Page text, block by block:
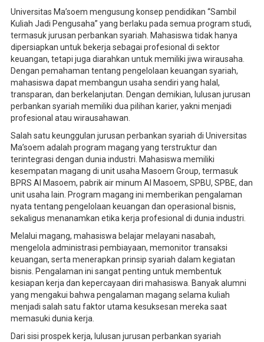
Universitas Ma’soem mengusung konsep pendidikan “Sambil
Kuliah Jadi Pengusaha” yang berlaku pada semua program studi,
termasuk jurusan perbankan syariah. Mahasiswa tidak hanya
dipersiapkan untuk bekerja sebagai profesional di sektor
keuangan, tetapi juga diarahkan untuk memiliki jiwa wirausaha.
Dengan pemahaman tentang pengelolaan keuangan syariah,
mahasiswa dapat membangun usaha sendiri yang halal,
transparan, dan berkelanjutan. Dengan demikian, lulusan jurusan
perbankan syariah memiliki dua pilihan karier, yakni menjadi
profesional atau wirausahawan.
Salah satu keunggulan jurusan perbankan syariah di Universitas
Ma’soem adalah program magang yang terstruktur dan
terintegrasi dengan dunia industri. Mahasiswa memiliki
kesempatan magang di unit usaha Masoem Group, termasuk
BPRS Al Masoem, pabrik air minum Al Masoem, SPBU, SPBE, dan
unit usaha lain. Program magang ini memberikan pengalaman
nyata tentang pengelolaan keuangan dan operasional bisnis,
sekaligus menanamkan etika kerja profesional di dunia industri.
Melalui magang, mahasiswa belajar melayani nasabah,
mengelola administrasi pembiayaan, memonitor transaksi
keuangan, serta menerapkan prinsip syariah dalam kegiatan
bisnis. Pengalaman ini sangat penting untuk membentuk
kesiapan kerja dan kepercayaan diri mahasiswa. Banyak alumni
yang mengakui bahwa pengalaman magang selama kuliah
menjadi salah satu faktor utama kesuksesan mereka saat
memasuki dunia kerja.
Dari sisi prospek kerja, lulusan jurusan perbankan syariah